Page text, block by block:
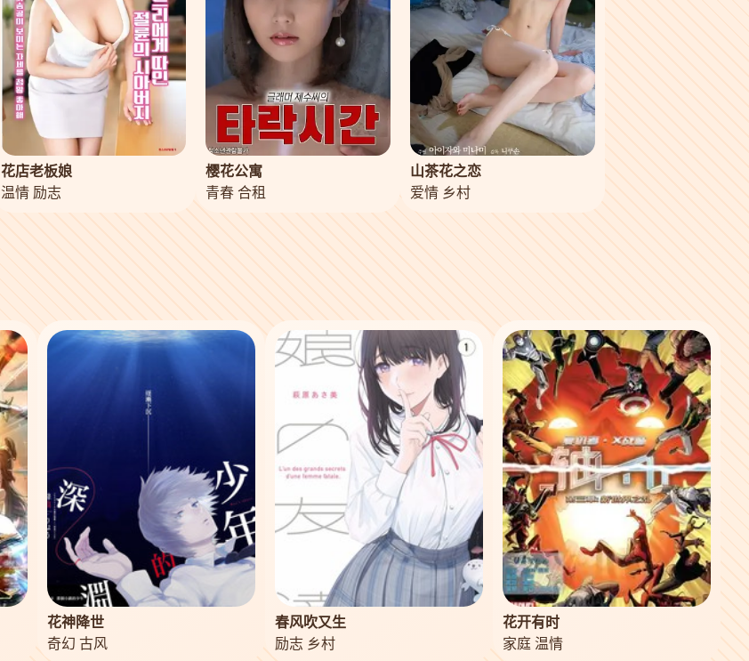
花店老板娘
温情 励志
樱花公寓
青春 合租
山茶花之恋
爱情 乡村
花神降世
奇幻 古风
春风吹又生
励志 乡村
花开有时
家庭 温情